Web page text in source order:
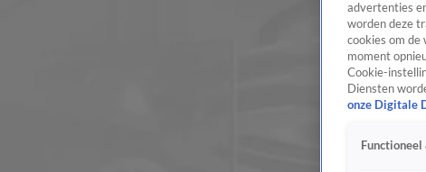
advertenties
worden deze
cookies om de
moment
Cookie-
Diensten
onze Digitale
Functioneel